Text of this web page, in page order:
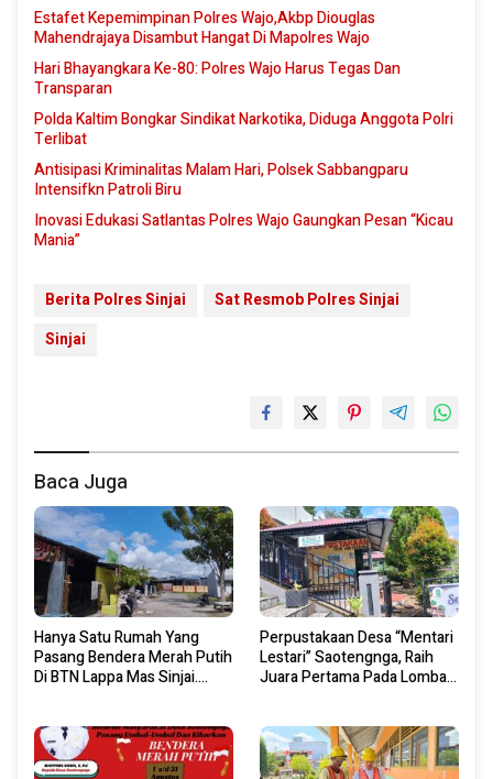
Estafet Kepemimpinan Polres Wajo,Akbp Diouglas
Mahendrajaya Disambut Hangat Di Mapolres Wajo
Hari Bhayangkara Ke-80: Polres Wajo Harus Tegas Dan
Transparan
Polda Kaltim Bongkar Sindikat Narkotika, Diduga Anggota Polri
Terlibat
Antisipasi Kriminalitas Malam Hari, Polsek Sabbangparu
Intensifkn Patroli Biru
Inovasi Edukasi Satlantas Polres Wajo Gaungkan Pesan “Kicau
Mania”
Berita Polres Sinjai
Sat Resmob Polres Sinjai
Sinjai
Baca Juga
Hanya Satu Rumah Yang
Pasang Bendera Merah Putih
Di BTN Lappa Mas Sinjai.
Perpustakaan Desa “Mentari
Lestari” Saotengnga, Raih
Juara Pertama Pada Lomba